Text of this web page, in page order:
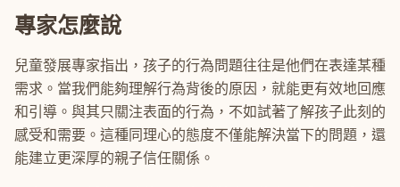
專家怎麼說
兒童發展專家指出，孩子的行為問題往往是他們在表達某種
需求。當我們能夠理解行為背後的原因，就能更有效地回應
和引導。與其只關注表面的行為，不如試著了解孩子此刻的
感受和需要。這種同理心的態度不僅能解決當下的問題，還
能建立更深厚的親子信任關係。